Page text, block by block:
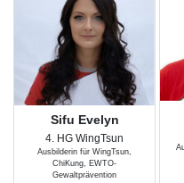
Sifu Evelyn
4. HG WingTsun
Ausbilderin für WingTsun,
ChiKung, EWTO-
Gewaltprävention